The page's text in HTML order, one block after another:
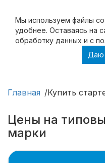
Мы используем файлы
удобнее. Оставаясь на
обработку данных и с
Даю
Купить стартер
Главная Купить
Цены на
марки